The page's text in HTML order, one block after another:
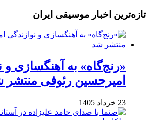
تازه‌ترین اخبار موسیقی ایران
«رنج‌گاه» به آهنگسازی و
امیرحسین رئوفی منتشر
23 خرداد 1405